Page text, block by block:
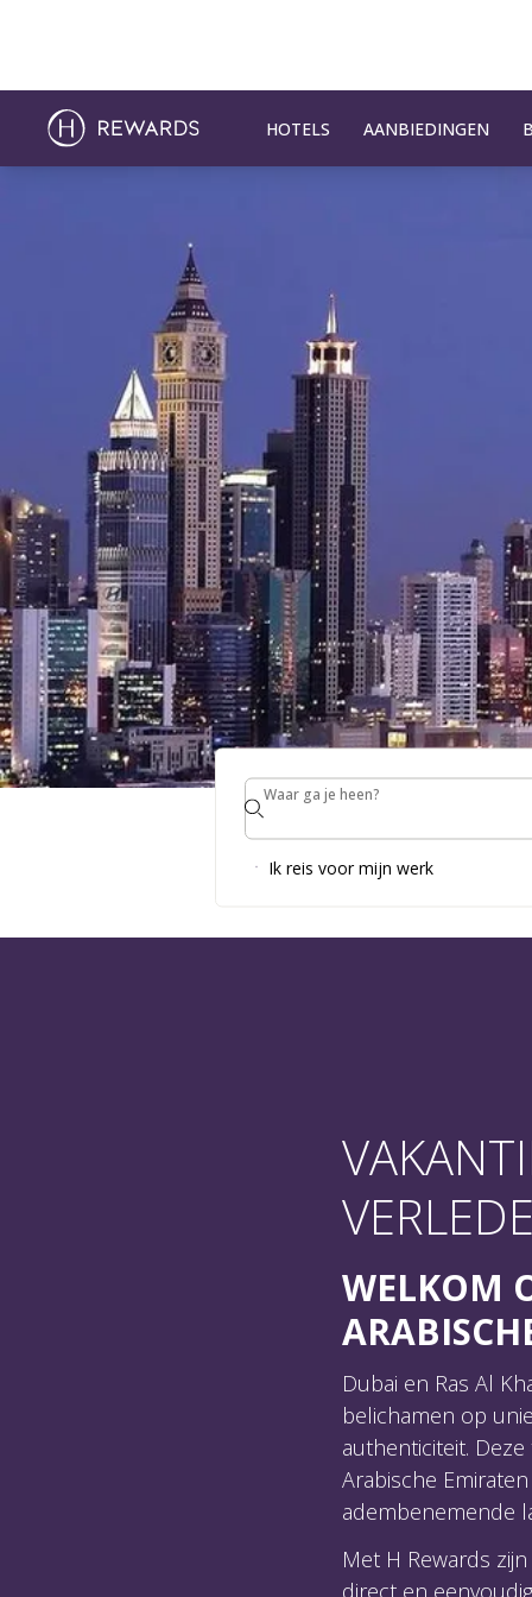
HOTELS AANBIEDINGEN
BOEK EEN KAMER EN ONTDEK DUBAI &
Waar ga je heen?
Waar ga je heen?
Ik reis voor mijn werk
WELKOM
Dubai en Ras Al
belichamen op
authenticiteit.
Arabische
adembenemende
Met H Rewards
direct en